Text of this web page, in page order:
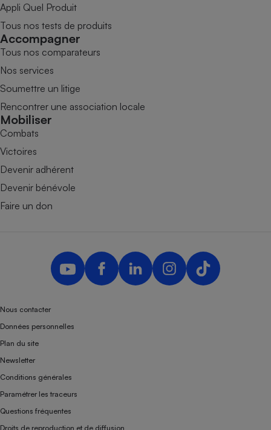
Appli Quel Produit
Tous nos tests de produits
Accompagner
Tous nos comparateurs
Nos services
Soumettre un litige
Rencontrer une association locale
Mobiliser
Combats
Victoires
Devenir adhérent
Devenir bénévole
Faire un don
Nous contacter
Données personnelles
Plan du site
Newsletter
Conditions générales
Paramétrer les traceurs
Questions fréquentes
Droits de reproduction et de diffusion